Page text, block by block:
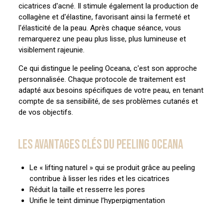
cicatrices d'acné. Il stimule également la production de
collagène et d'élastine, favorisant ainsi la fermeté et
l'élasticité de la peau. Après chaque séance, vous
remarquerez une peau plus lisse, plus lumineuse et
visiblement rajeunie.
Ce qui distingue le peeling Oceana, c'est son approche
personnalisée. Chaque protocole de traitement est
adapté aux besoins spécifiques de votre peau, en tenant
compte de sa sensibilité, de ses problèmes cutanés et
de vos objectifs.
LES AVANTAGES CLÉS DU PEELING OCEANA
Le « lifting naturel » qui se produit grâce au peeling
contribue à lisser les rides et les cicatrices
Réduit la taille et resserre les pores
Unifie le teint diminue l’hyperpigmentation